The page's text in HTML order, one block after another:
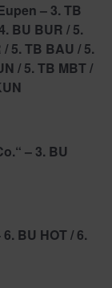
– 3. TB
BU BUR / 5.
5. TB BAU / 5.
/ 5. TB MBT /
– 3. BU
BU HOT / 6.